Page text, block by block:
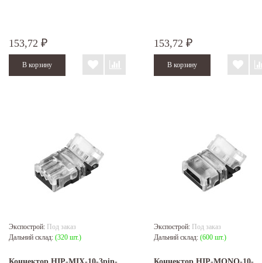
153,72 ₽ 153,72 ₽
Экспострой: Под заказ
Дальний склад: (320 шт.)
Экспострой: Под заказ
Дальний склад: (600 шт.)